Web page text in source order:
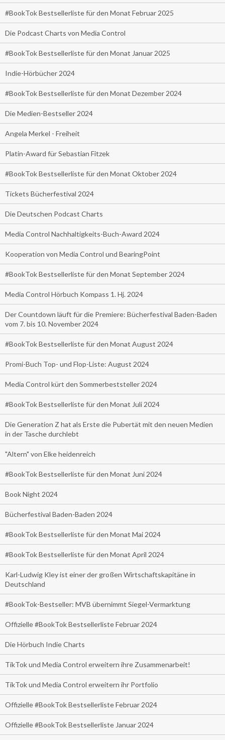
#BookTok Bestsellerliste für den Monat Februar 2025
Die Podcast Charts von Media Control
#BookTok Bestsellerliste für den Monat Januar 2025
Indie-Hörbücher 2024
#BookTok Bestsellerliste für den Monat Dezember 2024
Die Medien-Bestseller 2024
Angela Merkel - Freiheit
Platin-Award für Sebastian Fitzek
#BookTok Bestsellerliste für den Monat Oktober 2024
Tickets Bücherfestival 2024
Die Deutschen Podcast Charts
Media Control Nachhaltigkeits-Buch-Award 2024
Kooperation von Media Control und BearingPoint
#BookTok Bestsellerliste für den Monat September 2024
Media Control Hörbuch Kompass 1. Hj. 2024
Der Countdown läuft für die Premiere: Bücherfestival Baden-Baden
vom 7. bis 10. November 2024
#BookTok Bestsellerliste für den Monat August 2024
Promi-Buch Top- und Flop-Liste: August 2024
Media Control kürt den Sommerbeststeller 2024
#BookTok Bestsellerliste für den Monat Juli 2024
Die Generation Z hat als Erste die Pubertät mit den neuen Medien
in der Tasche durchlebt
"Altern" von Elke heidenreich
#BookTok Bestsellerliste für den Monat Juni 2024
Book Night 2024
Bücherfestival Baden-Baden 2024
#BookTok Bestsellerliste für den Monat Mai 2024
#BookTok Bestsellerliste für den Monat April 2024
Karl-Ludwig Kley ist einer der großen Wirtschaftskapitäne in
Deutschland
#BookTok-Bestseller: MVB übernimmt Siegel-Vermarktung
Offizielle #BookTok Bestsellerliste Februar 2024
Die Hörbuch Indie Charts
TikTok und Media Control erweitern ihre Zusammenarbeit!
TikTok und Media Control erweitern ihr Portfolio
Offizielle #BookTok Bestsellerliste Februar 2024
Offizielle #BookTok Bestsellerliste Januar 2024